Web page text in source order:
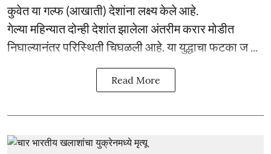
कुवेत या गल्फ (आखाती) देशांना लक्ष्य केले आहे.
गेल्या महिन्यात दोन्ही देशांत झालेला अंतरीम करार मोडीत
निघाल्यानंतर परिस्थिती चिघळली आहे. या युद्धाचा फटका ज ...
Read More